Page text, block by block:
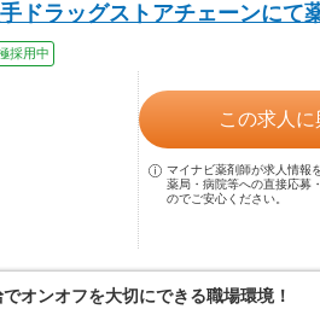
ドラッグストアチェーンにて
採用中
この求人
マイナビ薬剤師が求人情報
薬局・病院等への直接応募
のでご安心ください。
オンオフを大切にできる職場環境！